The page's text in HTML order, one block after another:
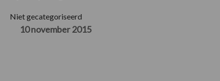
Niet gecategoriseerd
10 november 2015